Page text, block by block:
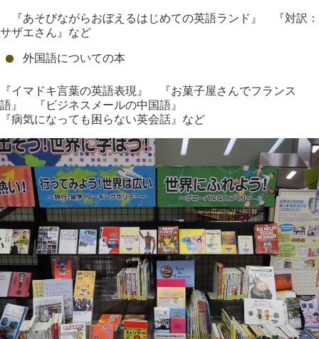
『あそびながらおぼえるはじめての英語ランド』 『対訳：
サザエさん』など
外国語についての本
『イマドキ言葉の英語表現』 『お菓子屋さんでフランス
語』 『ビジネスメールの中国語』
『病気になっても困らない英会話』など